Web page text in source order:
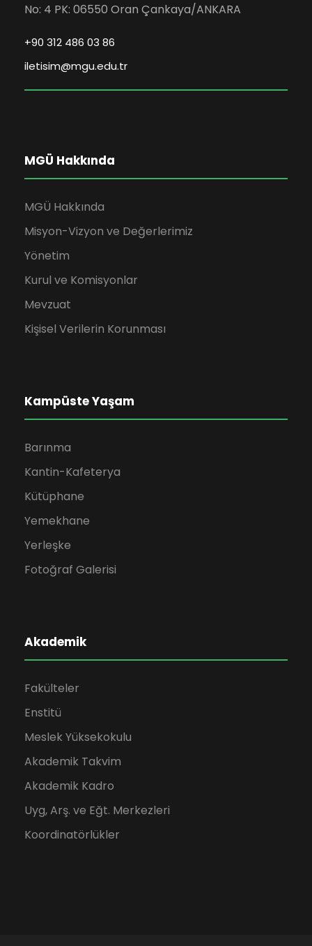
No: 4 PK: 06550 Oran Çankaya/ANKARA
+90 312 486 03 86
iletisim@mgu.edu.tr
MGÜ Hakkında
MGÜ Hakkında
Misyon-Vizyon ve Değerlerimiz
Yönetim
Kurul ve Komisyonlar
Mevzuat
Kişisel Verilerin Korunması
Kampüste Yaşam
Barınma
Kantin-Kafeterya
Kütüphane
Yemekhane
Yerleşke
Fotoğraf Galerisi
Akademik
Fakülteler
Enstitü
Meslek Yüksekokulu
Akademik Takvim
Akademik Kadro
Uyg, Arş. ve Eğt. Merkezleri
Koordinatörlükler